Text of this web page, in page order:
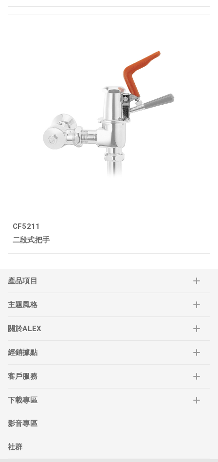
CF5211
二段式把手
產品項目
主題風格
關於ALEX
經銷據點
客戶服務
下載專區
影音專區
社群